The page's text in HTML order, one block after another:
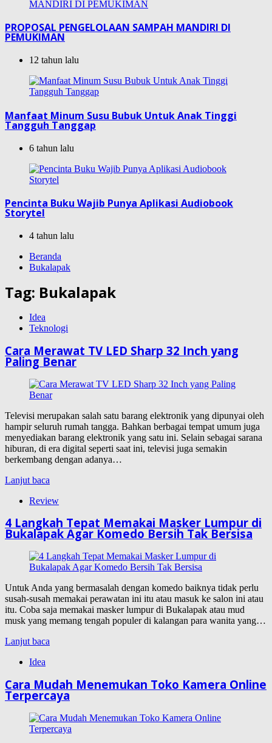
PROPOSAL PENGELOLAAN SAMPAH MANDIRI DI
PEMUKIMAN
12 tahun lalu
Manfaat Minum Susu Bubuk Untuk Anak Tinggi
Tangguh Tanggap
6 tahun lalu
Pencinta Buku Wajib Punya Aplikasi Audiobook
Storytel
4 tahun lalu
Beranda
Bukalapak
Tag: Bukalapak
Idea
Teknologi
Cara Merawat TV LED Sharp 32 Inch yang
Paling Benar
Televisi merupakan salah satu barang elektronik yang dipunyai oleh
hampir seluruh rumah tangga. Bahkan berbagai tempat umum juga
menyediakan barang elektronik yang satu ini. Selain sebagai sarana
hiburan, di era digital seperti saat ini, televisi juga semakin
berkembang dengan adanya…
Lanjut baca
Review
4 Langkah Tepat Memakai Masker Lumpur di
Bukalapak Agar Komedo Bersih Tak Bersisa
Untuk Anda yang bermasalah dengan komedo baiknya tidak perlu
susah-susah memakai perawatan ini itu atau masuk ke salon ini atau
itu. Coba saja memakai masker lumpur di Bukalapak atau mud
musk yang memang tengah populer di kalangan para wanita yang…
Lanjut baca
Idea
Cara Mudah Menemukan Toko Kamera Online
Terpercaya